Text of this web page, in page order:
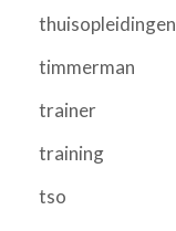
thuisopleidingen
timmerman
trainer
training
tso